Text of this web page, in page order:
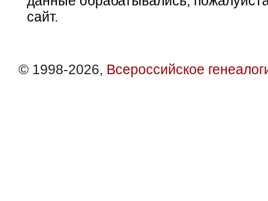
сайт.
© 1998-2026, Всероссийское